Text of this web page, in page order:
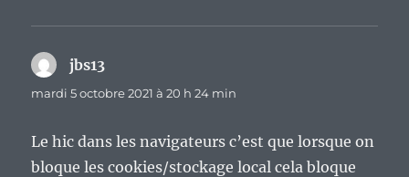
jbs13
mardi 5 octobre 2021 à 20 h 24 min
Le hic dans les navigateurs c’est que lorsque on
bloque les cookies/stockage local cela bloque